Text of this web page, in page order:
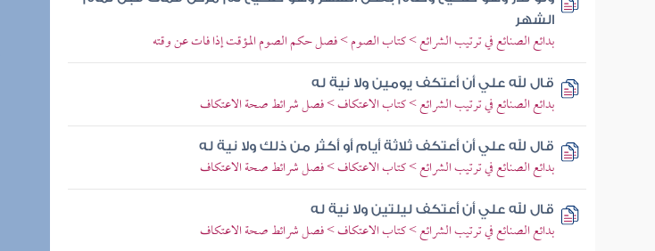
الشهر
بدائع الصنائع في ترتيب الشرائع > كتاب الصوم > فصل حكم الصوم المؤقت إذا فات عن وقته
قال لله علي أن أعتكف يومين ولا نية له
بدائع الصنائع في ترتيب الشرائع > كتاب الاعتكاف > فصل شرائط صحة الاعتكاف
قال لله علي أن أعتكف ثلاثة أيام أو أكثر من ذلك ولا نية له
بدائع الصنائع في ترتيب الشرائع > كتاب الاعتكاف > فصل شرائط صحة الاعتكاف
قال لله علي أن أعتكف ليلتين ولا نية له
بدائع الصنائع في ترتيب الشرائع > كتاب الاعتكاف > فصل شرائط صحة الاعتكاف